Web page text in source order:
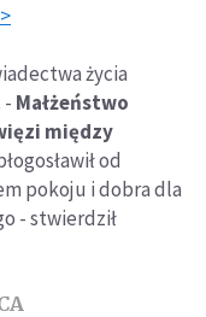
życia
- Małżeństwo
między
od
pokoju i dobra dla
- stwierdził